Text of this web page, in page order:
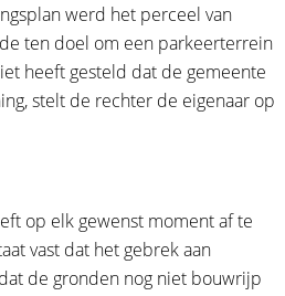
werd het perceel van
ten doel om een parkeerterrein
heeft gesteld dat de gemeente
stelt de rechter de eigenaar op
op elk gewenst moment af te
vast dat het gebrek aan
de gronden nog niet bouwrijp